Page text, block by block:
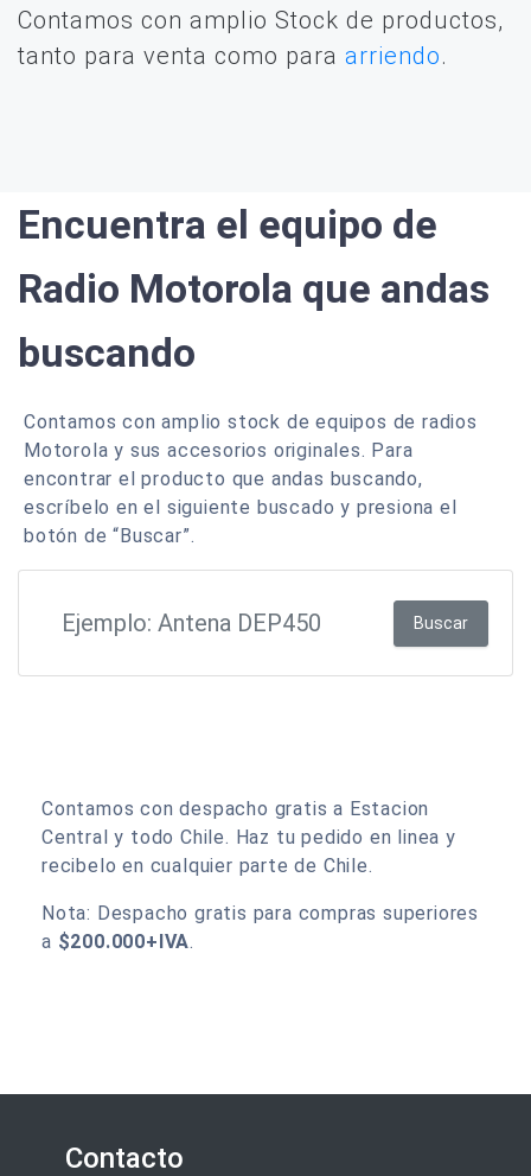
Contamos con amplio Stock de productos,
tanto para venta como para arriendo.
Encuentra el equipo de
Radio Motorola que andas
buscando
Contamos con amplio stock de equipos de radios
Motorola y sus accesorios originales. Para
encontrar el producto que andas buscando,
escríbelo en el siguiente buscado y presiona el
botón de “Buscar”.
Buscar
Contamos con despacho gratis a Estacion
Central y todo Chile. Haz tu pedido en linea y
recibelo en cualquier parte de Chile.
Nota: Despacho gratis para compras superiores
a $200.000+IVA.
Contacto